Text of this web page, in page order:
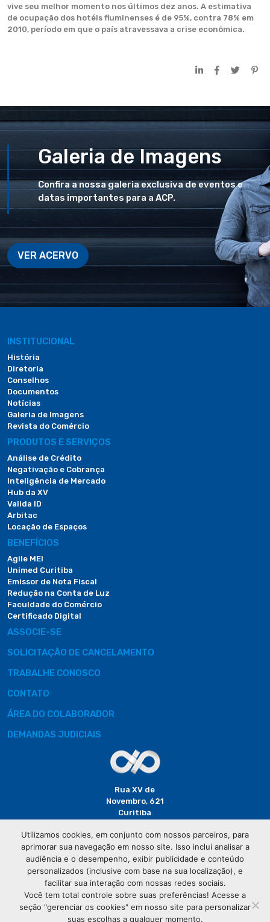
vive seu melhor momento nos últimos dez anos. A estimativa
de ocupação dos hotéis fluminenses é de 95%, contra 78% em
2010, período em que o país atravessava a crise econômica.
Galeria de Imagens
Confira a nossa galeria exclusiva de eventos e
datas importantes para a ACP.
VER ACERVO
INSTITUCIONAL
História
Diretoria
Conselhos
Documentos
Notícias
Galeria de Imagens
Revista do Comércio
PRODUTOS E SERVIÇOS
Análise de Crédito
Negativação e Cobrança
Inteligência de Mercado
Hub da XV
Valida ID
Arbitac
Locação de Espaços
BENEFÍCIOS
Agile MEI
Unimed Curitiba
Emissor de Nota Fiscal
Redução na Conta de Luz
Faculdade do Comércio
Certificado Digital
ASSOCIE-SE
SOLICITAÇÃO DE CANCELAMENTO
TRABALHE CONOSCO
CONTATO
ÁREA DO COLABORADOR
DEMANDAS JUDICIAIS
Rua XV de
Novembro, 621
Curitiba
(41) 3320-
2929
Utilizamos cookies, em conjunto com nossos parceiros, para
aprimorar sua navegação em nosso site. Isso inclui analisar a
audiência e o desempenho, exibir publicidade e conteúdo
personalizados (inclusive com base na sua localização), e
facilitar sua interação com nossas redes sociais.
Você tem total controle sobre suas preferências! Acesse a
seção "gerenciar os cookies" em nosso site para personalizar
suas escolhas a qualquer momento.